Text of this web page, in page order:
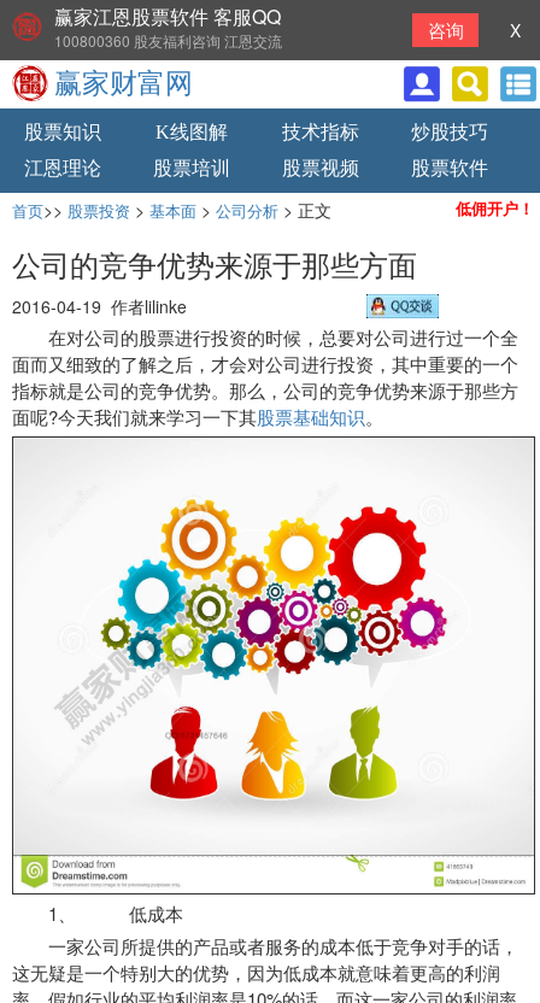
赢家江恩股票软件 客服QQ
100800360 股友福利咨询 江恩交流 咨询 X
赢家财富网
股票知识 K线图解 技术指标
炒股技巧
江恩理论
股票培训 股票视频 股票软件
首页>> 股票投资 > 基本面 > 公司分析 > 正文 低佣开户！
公司的竞争优势来源于那些方面
2016-04-19 作者lilinke
在对公司的股票进行投资的时候，总要对公司进行过一个全
面而又细致的了解之后，才会对公司进行投资，其中重要的一个
指标就是公司的竞争优势。那么，公司的竞争优势来源于那些方
面呢?今天我们就来学习一下其股票基础知识。
1、 低成本
一家公司所提供的产品或者服务的成本低于竞争对手的话，
这无疑是一个特别大的优势，因为低成本就意味着更高的利润